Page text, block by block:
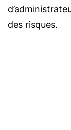
des risques.